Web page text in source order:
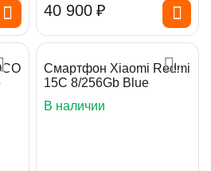
40 900 ₽
Смартфон Xiaomi Redmi
15C 8/256Gb Blue
В наличии